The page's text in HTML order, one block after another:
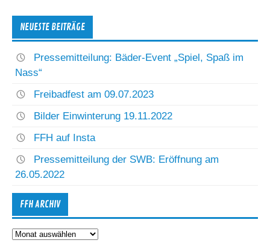
NEUESTE BEITRÄGE
Pressemitteilung: Bäder-Event „Spiel, Spaß im
Nass“
Freibadfest am 09.07.2023
Bilder Einwinterung 19.11.2022
FFH auf Insta
Pressemitteilung der SWB: Eröffnung am
26.05.2022
FFH ARCHIV
FFH